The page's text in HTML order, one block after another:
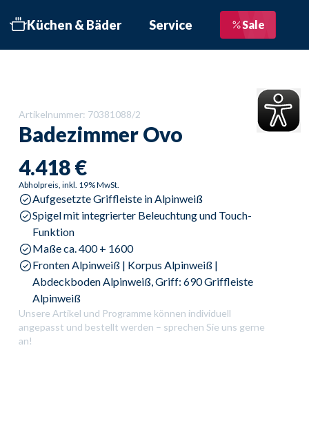
Küchen & Bäder
Göppingen
Geislingen
Schwäbisch
Service
Beratungstermin
Bewertungen
Sale
Artikelnummer: 70381088/2
Badezimmer Ovo
4.418 €
Abholpreis, inkl. 19% MwSt.
Aufgesetzte Griffleiste in Alpinweiß
Spigel mit integrierter Beleuchtung und Touch-
Funktion
Maße ca. 400 + 1600
Fronten Alpinweiß | Korpus Alpinweiß |
Abdeckboden Alpinweiß, Griff: 690 Griffleiste
Alpinweiß
Unsere Artikel und Programme können individuell
angepasst und bestellt werden – sprechen Sie uns gerne
an!